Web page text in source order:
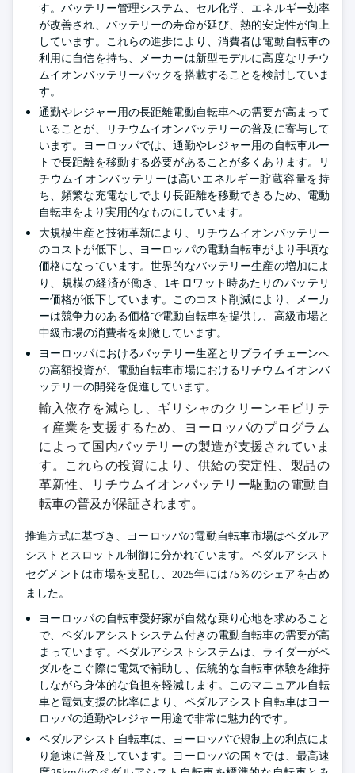
す。バッテリー管理システム、セル化学、エネルギー効率
が改善され、バッテリーの寿命が延び、熱的安定性が向上
しています。これらの進歩により、消費者は電動自転車の
利用に自信を持ち、メーカーは新型モデルに高度なリチウ
ムイオンバッテリーパックを搭載することを検討していま
す。
通勤やレジャー用の長距離電動自転車への需要が高まって
いることが、リチウムイオンバッテリーの普及に寄与して
います。ヨーロッパでは、通勤やレジャー用の自転車ルー
トで長距離を移動する必要があることが多くあります。リ
チウムイオンバッテリーは高いエネルギー貯蔵容量を持
ち、頻繁な充電なしでより長距離を移動できるため、電動
自転車をより実用的なものにしています。
大規模生産と技術革新により、リチウムイオンバッテリー
のコストが低下し、ヨーロッパの電動自転車がより手頃な
価格になっています。世界的なバッテリー生産の増加によ
り、規模の経済が働き、1キロワット時あたりのバッテリ
ー価格が低下しています。このコスト削減により、メーカ
ーは競争力のある価格で電動自転車を提供し、高級市場と
中級市場の消費者を刺激しています。
ヨーロッパにおけるバッテリー生産とサプライチェーンへ
の高額投資が、電動自転車市場におけるリチウムイオンバ
ッテリーの開発を促進しています。
輸入依存を減らし、ギリシャのクリーンモビリテ
ィ産業を支援するため、ヨーロッパのプログラム
によって国内バッテリーの製造が支援されていま
す。これらの投資により、供給の安定性、製品の
革新性、リチウムイオンバッテリー駆動の電動自
転車の普及が保証されます。
推進方式に基づき、ヨーロッパの電動自転車市場はペダルア
シストとスロットル制御に分かれています。ペダルアシスト
セグメントは市場を支配し、2025年には75％のシェアを占め
ました。
ヨーロッパの自転車愛好家が自然な乗り心地を求めること
で、ペダルアシストシステム付きの電動自転車の需要が高
まっています。ペダルアシストシステムは、ライダーがペ
ダルをこぐ際に電気で補助し、伝統的な自転車体験を維持
しながら身体的な負担を軽減します。このマニュアル自転
車と電気支援の比率により、ペダルアシスト自転車はヨー
ロッパの通勤やレジャー用途で非常に魅力的です。
ペダルアシスト自転車は、ヨーロッパで規制上の利点によ
り急速に普及しています。ヨーロッパの国々では、最高速